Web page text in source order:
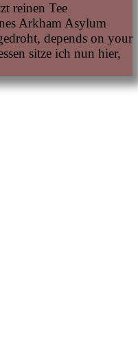
reinen Tee
Arkham Asylum
depends on your
sitze ich nun hier,